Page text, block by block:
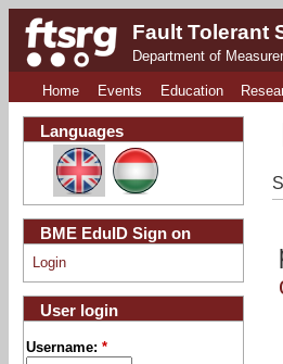
Fault Tolerant
Department of
Home Events Education
Languages
BME EduID Sign on
Login
User login
Username:*